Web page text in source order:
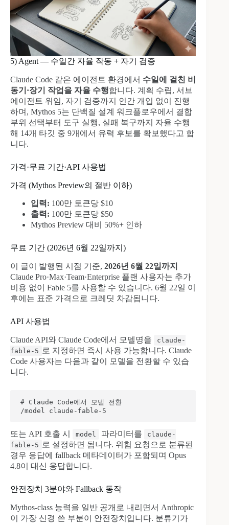
5) Agent — 수일간 자율 작동 + 자기 검증
Claude Code 같은 에이전트 환경에서 수일에 걸친 비
동기·장기 작업을 자율 수행합니다. 계획 수립, 서브
에이전트 위임, 자기 검증까지 인간 개입 없이 진행
하며, Mythos 5는 단백질 설계 워크플로우에서 결합
부위 선택부터 도구 실행, 실패 복구까지 자율 수행
해 14개 타깃 중 9개에서 유력 후보를 확보했다고 합
니다.
가격·무료 기간·API 사용법
가격 (Mythos Preview의 절반 이하)
입력: 100만 토큰당 $10
출력: 100만 토큰당 $50
Mythos Preview 대비 50%+ 인하
무료 기간 (2026년 6월 22일까지)
이 글이 발행된 시점 기준, 2026년 6월 22일까지
Claude Pro·Max·Team·Enterprise 플랜 사용자는 추가
비용 없이 Fable 5를 사용할 수 있습니다. 6월 22일 이
후에는 표준 가격으로 크레딧 차감됩니다.
API 사용법
Claude API와 Claude Code에서 모델명을
claude-
fable-5
로 지정하면 즉시 사용 가능합니다. Claude
Code 사용자는 다음과 같이 모델을 전환할 수 있습
니다.
# Claude Code에서 모델 전환
또는 API 호출 시 model 파라미터를
claude-
fable-5
로 설정하면 됩니다. 위험 요청으로 분류된
경우 응답에 fallback 메타데이터가 포함되며 Opus
4.8이 대신 응답합니다.
안전장치 3분야와 Fallback 동작
Mythos-class 능력을 일반 공개로 내리면서 Anthropic
이 가장 신경 쓴 부분이 안전장치입니다. 분류기가